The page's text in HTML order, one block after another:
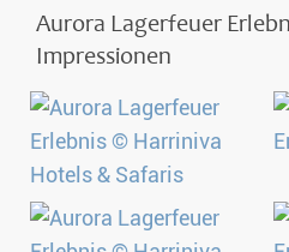
Aurora Lagerfeuer
Impressionen